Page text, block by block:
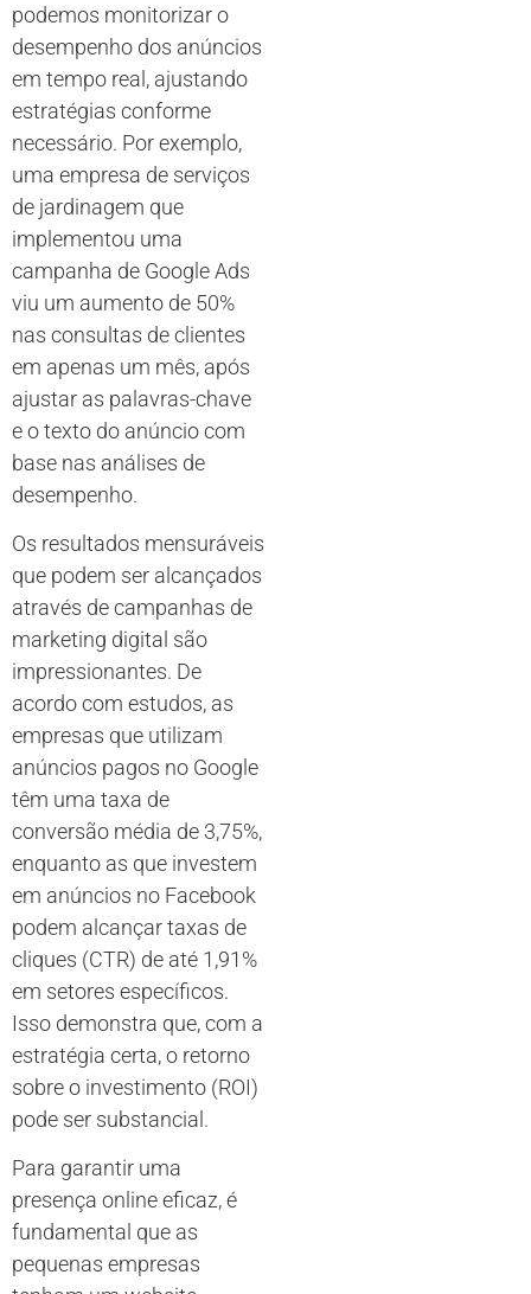
podemos monitorizar o
desempenho dos anúncios
em tempo real, ajustando
estratégias conforme
necessário. Por exemplo,
uma empresa de serviços
de jardinagem que
implementou uma
campanha de Google Ads
viu um aumento de 50%
nas consultas de clientes
em apenas um mês, após
ajustar as palavras-chave
e o texto do anúncio com
base nas análises de
desempenho.
Os resultados mensuráveis
que podem ser alcançados
através de campanhas de
marketing digital são
impressionantes. De
acordo com estudos, as
empresas que utilizam
anúncios pagos no Google
têm uma taxa de
conversão média de 3,75%,
enquanto as que investem
em anúncios no Facebook
podem alcançar taxas de
cliques (CTR) de até 1,91%
em setores específicos.
Isso demonstra que, com a
estratégia certa, o retorno
sobre o investimento (ROI)
pode ser substancial.
Para garantir uma
presença online eficaz, é
fundamental que as
pequenas empresas